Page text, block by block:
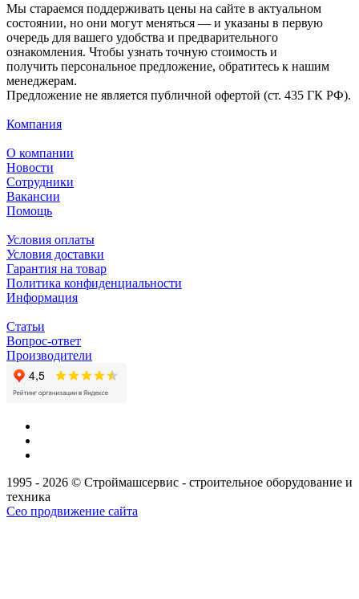
Мы стараемся поддерживать цены на сайте в актуальном
состоянии, но они могут меняться — и указаны в первую
очередь для вашего удобства и предварительного
ознакомления. Чтобы узнать точную стоимость и
получить персональное предложение, обратитесь к нашим
менеджерам.
Предложение не является публичной офертой (ст. 435 ГК РФ).
Компания
О компании
Новости
Сотрудники
Вакансии
Помощь
Условия оплаты
Условия доставки
Гарантия на товар
Политика конфиденциальности
Информация
Статьи
Вопрос-ответ
Производители
1995 - 2026 © Строймашсервис - строительное оборудование и
техника
Сео продвижение сайта